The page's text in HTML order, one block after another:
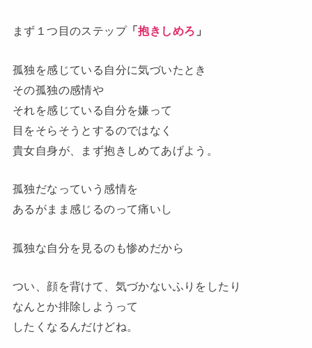
まず１つ目のステップ「抱きしめろ 」
孤独を感じている自分に気づいたとき
その孤独の感情や
それを感じている自分を嫌って
目をそらそうとするのではなく
貴女自身が、まず抱きしめてあげよう。
孤独だなっていう感情を
あるがまま感じるのって痛いし
孤独な自分を見るのも惨めだから
つい、顔を背けて、気づかないふりをしたり
なんとか排除しようって
したくなるんだけどね。